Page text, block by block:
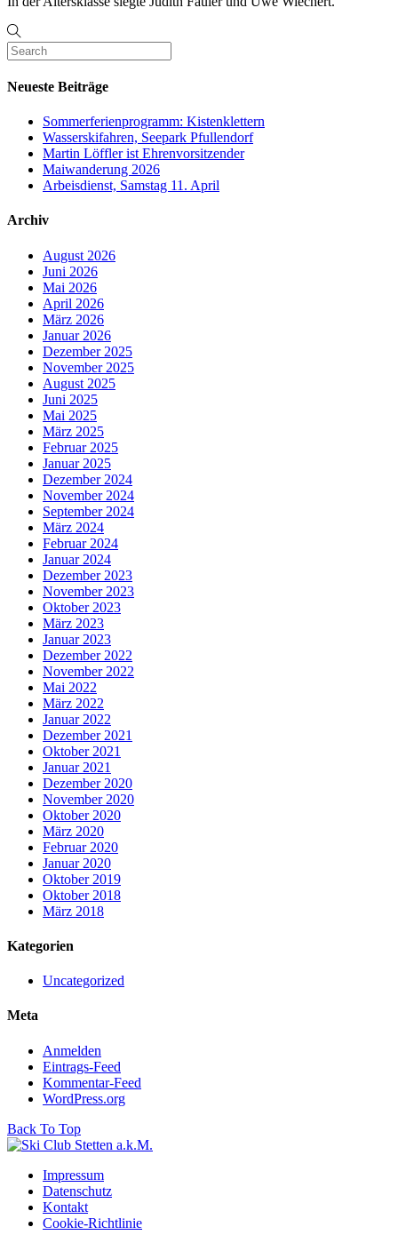
Neueste Beiträge
Sommerferienprogramm: Kistenklettern
Wasserskifahren, Seepark Pfullendorf
Martin Löffler ist Ehrenvorsitzender
Maiwanderung 2026
Arbeisdienst, Samstag 11. April
Archiv
August 2026
Juni 2026
Mai 2026
April 2026
März 2026
Januar 2026
Dezember 2025
November 2025
August 2025
Juni 2025
Mai 2025
März 2025
Februar 2025
Januar 2025
Dezember 2024
November 2024
September 2024
März 2024
Februar 2024
Januar 2024
Dezember 2023
November 2023
Oktober 2023
März 2023
Januar 2023
Dezember 2022
November 2022
Mai 2022
März 2022
Januar 2022
Dezember 2021
Oktober 2021
Januar 2021
Dezember 2020
November 2020
Oktober 2020
März 2020
Februar 2020
Januar 2020
Oktober 2019
Oktober 2018
März 2018
Kategorien
Uncategorized
Meta
Anmelden
Eintrags-Feed
Kommentar-Feed
WordPress.org
Back To Top
Impressum
Datenschutz
Kontakt
Cookie-Richtlinie